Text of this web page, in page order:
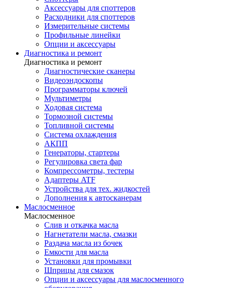
Аксессуары для споттеров
Расходники для споттеров
Измерительные системы
Профильные линейки
Опции и аксессуары
Диагностика и ремонт
Диагностика и ремонт
Диагностические сканеры
Видеоэндоскопы
Программаторы ключей
Мультиметры
Ходовая система
Тормозной системы
Топливной системы
Система охлаждения
АКПП
Генераторы, стартеры
Регулировка света фар
Компрессометры, тестеры
Адаптеры ATF
Устройства для тех. жидкостей
Дополнения к автосканерам
Маслосменное
Маслосменное
Слив и откачка масла
Нагнетатели масла, смазки
Раздача масла из бочек
Емкости для масла
Установки для промывки
Шприцы для смазок
Опции и аксессуары для маслосменного